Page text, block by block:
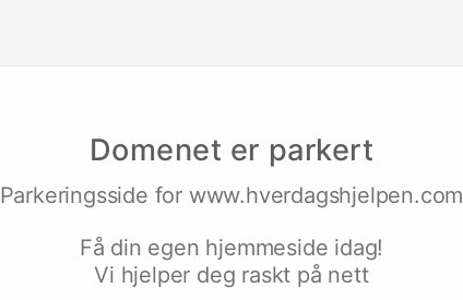
Domenet er parkert
Parkeringsside for www.hverdagshjelpen.com
Få din egen hjemmeside idag!
Vi hjelper deg raskt på nett